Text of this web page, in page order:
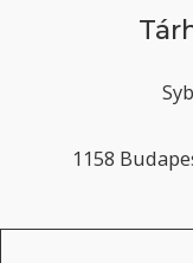
1158